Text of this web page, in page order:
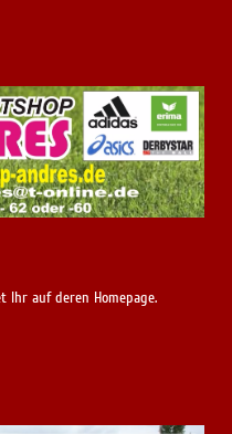
Ihr auf deren Homepage.